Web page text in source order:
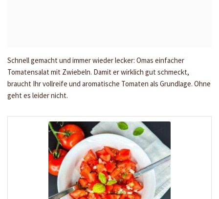
Schnell gemacht und immer wieder lecker: Omas einfacher
Tomatensalat mit Zwiebeln. Damit er wirklich gut schmeckt,
braucht Ihr vollreife und aromatische Tomaten als Grundlage. Ohne
geht es leider nicht.